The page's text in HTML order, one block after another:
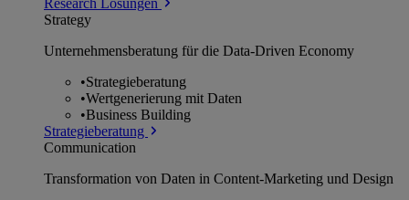
Strategy
Unternehmens­beratung für die Data-Driven Economy
•Strategieberatung
•Wertgenerierung mit Daten
•Business Building
Strategieberatung
Communication
Transformation von Daten in Content-Marketing und Design